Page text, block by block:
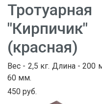
(красная)
Вес - 2,5 кг. Длина -
60 мм.
450 руб.